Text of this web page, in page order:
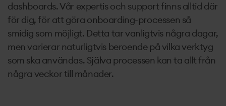
dashboards. Vår expertis och support finns alltid där
för dig, för att göra onboarding-processen så
smidig som möjligt. Detta tar vanligtvis några dagar,
men varierar naturligtvis beroende på vilka verktyg
som ska användas. Själva processen kan ta allt från
några veckor till månader.